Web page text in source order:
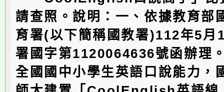
請查照。說明：一、依據教育部
育署(以下簡稱國教署)112年5月
署國字第1120064636號函辦理
全國國中小學生英語口說能力，